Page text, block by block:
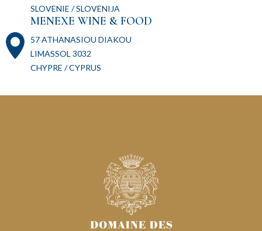
SLOVENIE / SLOVENIJA
MENEXE WINE & FOOD
57 ATHANASIOU DIAKOU
LIMASSOL 3032
CHYPRE / CYPRUS